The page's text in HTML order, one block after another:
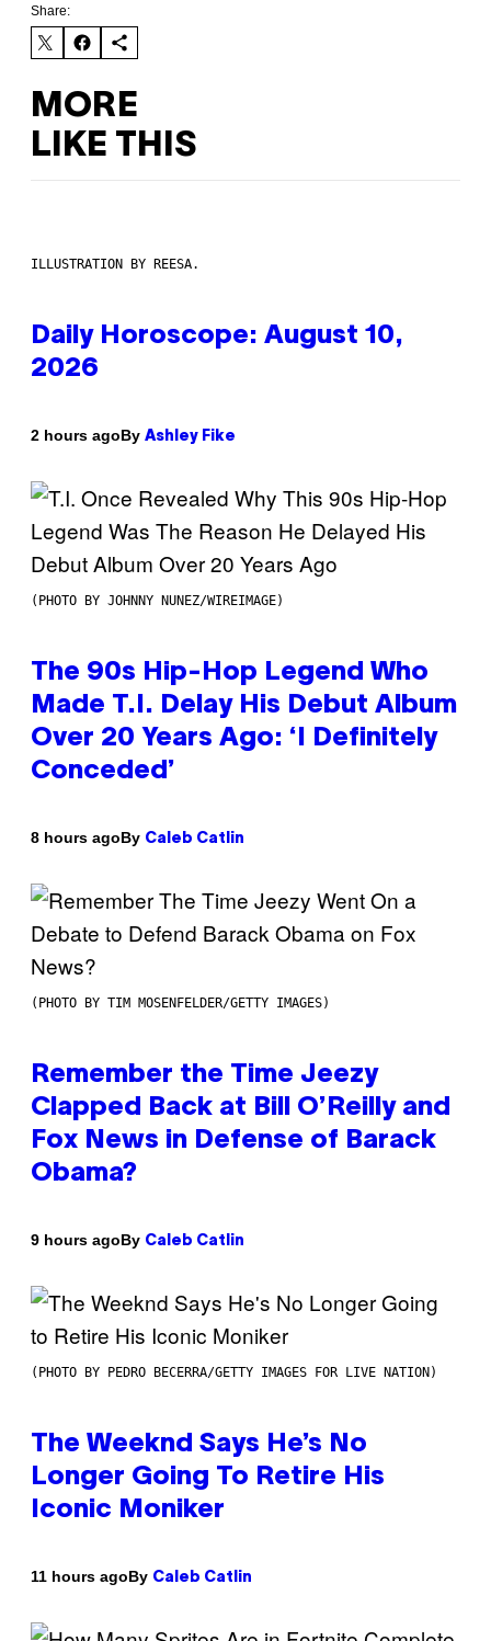
Share:
MORE
LIKE THIS
ILLUSTRATION BY REESA.
Daily Horoscope: August 10,
2026
2 hours agoBy Ashley Fike
(PHOTO BY JOHNNY NUNEZ/WIREIMAGE)
The 90s Hip-Hop Legend Who
Made T.I. Delay His Debut Album
Over 20 Years Ago: ‘I Definitely
Conceded’
8 hours agoBy Caleb Catlin
(PHOTO BY TIM MOSENFELDER/GETTY IMAGES)
Remember the Time Jeezy
Clapped Back at Bill O’Reilly and
Fox News in Defense of Barack
Obama?
9 hours agoBy Caleb Catlin
(PHOTO BY PEDRO BECERRA/GETTY IMAGES FOR LIVE NATION)
The Weeknd Says He’s No
Longer Going To Retire His
Iconic Moniker
11 hours agoBy Caleb Catlin